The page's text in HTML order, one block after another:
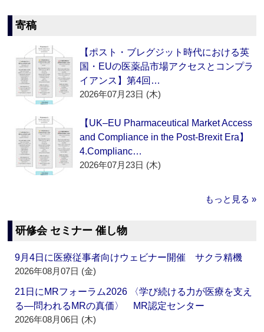
寄稿
【ポスト・ブレグジット時代における英
国・EUの医薬品市場アクセスとコンプラ
イアンス】第4回…
2026年07月23日 (木)
【UK–EU Pharmaceutical Market Access
and Compliance in the Post-Brexit Era】
4.Complianc…
2026年07月23日 (木)
もっと見る »
研修会 セミナー 催し物
9月4日に医療従事者向けウェビナー開催 サクラ精機
2026年08月07日 (金)
21日にMRフォーラム2026 〈学び続ける力が医療を支え
る―問われるMRの真価〉 MR認定センター
2026年08月06日 (木)